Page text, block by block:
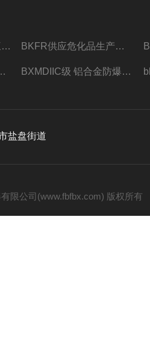
三防配电箱FXM(D)-T 三防型黑色工程塑料 BKFR供应危化品生产车间1.5匹2匹3匹5匹防爆空调
照明动力箱厂家 定做 BXMDIIC级 铝合金防爆照明动力配电箱 加工定做
盐盘街道
有限公司(www.fbfbx.com) 版权所